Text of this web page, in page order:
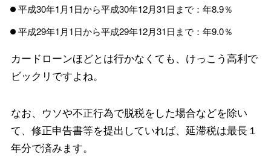
平成30年1月1日から平成30年12月31日まで：年8.9％
平成29年1月1日から平成29年12月31日まで：年9.0％
カードローンほどとは行かなくても、けっこう高利で
ビックリですよね。
なお、ウソや不正行為で脱税をした場合などを除い
て、修正申告書等を提出していれば、延滞税は最長１
年分で済みます。